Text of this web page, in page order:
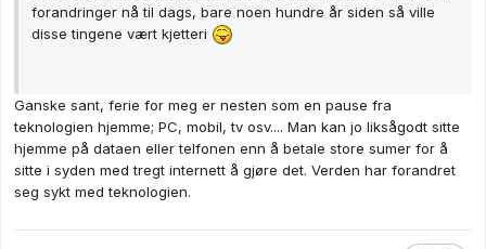
forandringer nå til dags, bare noen hundre år siden så ville
disse tingene vært kjetteri
Ganske sant, ferie for meg er nesten som en pause fra
teknologien hjemme; PC, mobil, tv osv.... Man kan jo liksågodt sitte
hjemme på dataen eller telfonen enn å betale store sumer for å
sitte i syden med tregt internett å gjøre det. Verden har forandret
seg sykt med teknologien.